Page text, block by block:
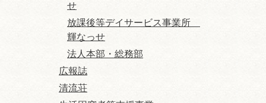
せ
放課後等デイサービス事業所
輝なっせ
法人本部・総務部
広報誌
清流荘